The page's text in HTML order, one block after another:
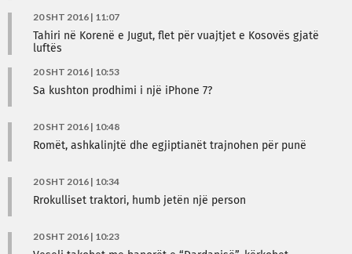
20 SHT 2016 | 11:07
Tahiri në Korenë e Jugut, flet për vuajtjet e Kosovës gjatë
luftës
20 SHT 2016 | 10:53
Sa kushton prodhimi i një iPhone 7?
20 SHT 2016 | 10:48
Romët, ashkalinjtë dhe egjiptianët trajnohen për punë
20 SHT 2016 | 10:34
Rrokulliset traktori, humb jetën një person
20 SHT 2016 | 10:23